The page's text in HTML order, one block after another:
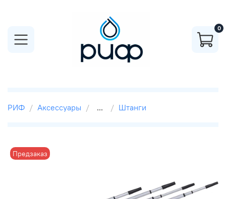
0
РИФ Аксессуары ... Штанги
Предзаказ